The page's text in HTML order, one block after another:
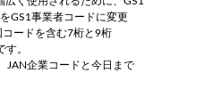
Logistics Solution
GS1事業者コードに変更
ードを含む7桁と9桁
。
JAN企業コードと今日まで